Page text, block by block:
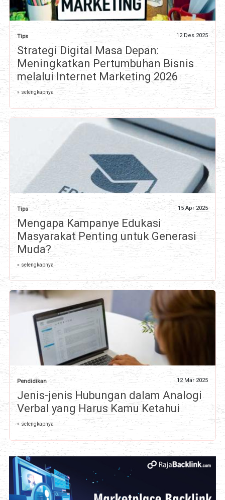
Tips 12 Des 2025
Strategi Digital Masa Depan:
Meningkatkan Pertumbuhan Bisnis
melalui Internet Marketing 2026
» selengkapnya
Tips 15 Apr 2025
Mengapa Kampanye Edukasi
Masyarakat Penting untuk Generasi
Muda?
» selengkapnya
Pendidikan 12 Mar 2025
Jenis-jenis Hubungan dalam Analogi
Verbal yang Harus Kamu Ketahui
» selengkapnya